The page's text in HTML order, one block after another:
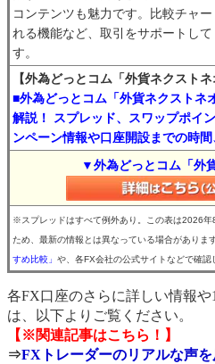
コンテンツも魅力です。比較チャ
れる機能など、取引をサポートし
す。
【外為どっとコム「外貨ネクストネ
■外為どっとコム「外貨ネクストネ
解説！ スプレッド、スワップポイ
ンペーン情報や口座開設までの時間
▼外為どっとコム「外
※スプレッドはすべて例外あり。この表は2026
ため、最新の情報とは異なっている場合がありま
すめ比較」 や、各FX会社の公式サイトなどで確認
各FX口座のさらに詳しい情報
は、以下よりご覧ください。
【※関連記事はこちら！】
⇒FXトレーダーのリアルな声